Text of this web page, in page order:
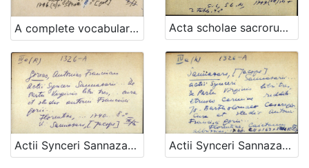
A complete vocabulary English and German oder vollstandig kleines Worterbuch Englisch und Deutsch Acta scholae sacrorum rituum in collegio romano societatis jesu anno 1749
Actii Synceri Sannazarii ... De Partu Virginis libri tres ... cura et studio Antonii Francisci Gorii - UPUTNICA Actii Synceri Sannazarii ... De Partu Virginis libri tres, Etrusco carmine redditi Jo. Bartolomaeo Casaregio ... cura et studio Antonii Francisci Gorii ...